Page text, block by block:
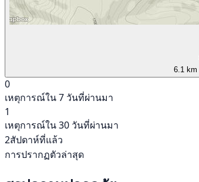
6.1 km
0
เหตุการณ์ใน 7 วันที่ผ่านมา
1
เหตุการณ์ใน 30 วันที่ผ่านมา
2สัปดาห์ที่แล้ว
การปรากฏตัวล่าสุด